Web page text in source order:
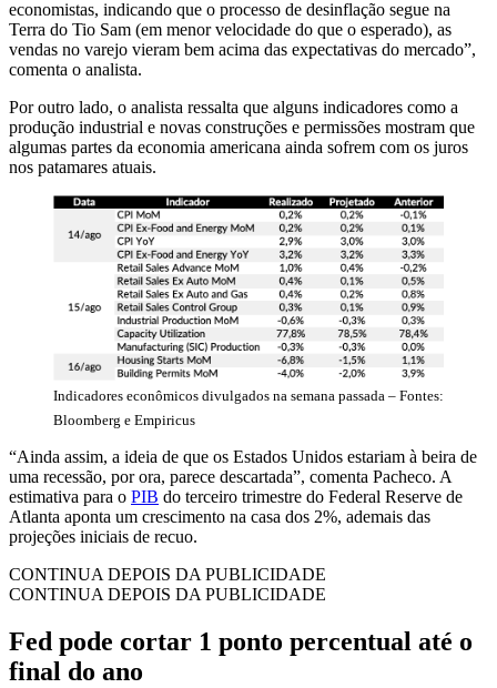
economistas, indicando que o processo de desinflação segue na
Terra do Tio Sam (em menor velocidade do que o esperado), as
vendas no varejo vieram bem acima das expectativas do mercado”,
comenta o analista.
Por outro lado, o analista ressalta que alguns indicadores como a
produção industrial e novas construções e permissões mostram que
algumas partes da economia americana ainda sofrem com os juros
nos patamares atuais.
Indicadores econômicos divulgados na semana passada – Fontes:
Bloomberg e Empiricus
“Ainda assim, a ideia de que os Estados Unidos estariam à beira de
uma recessão, por ora, parece descartada”, comenta Pacheco. A
estimativa para o PIB do terceiro trimestre do Federal Reserve de
Atlanta aponta um crescimento na casa dos 2%, ademais das
projeções iniciais de recuo.
CONTINUA DEPOIS DA PUBLICIDADE
CONTINUA DEPOIS DA PUBLICIDADE
Fed pode cortar 1 ponto percentual até o
final do ano